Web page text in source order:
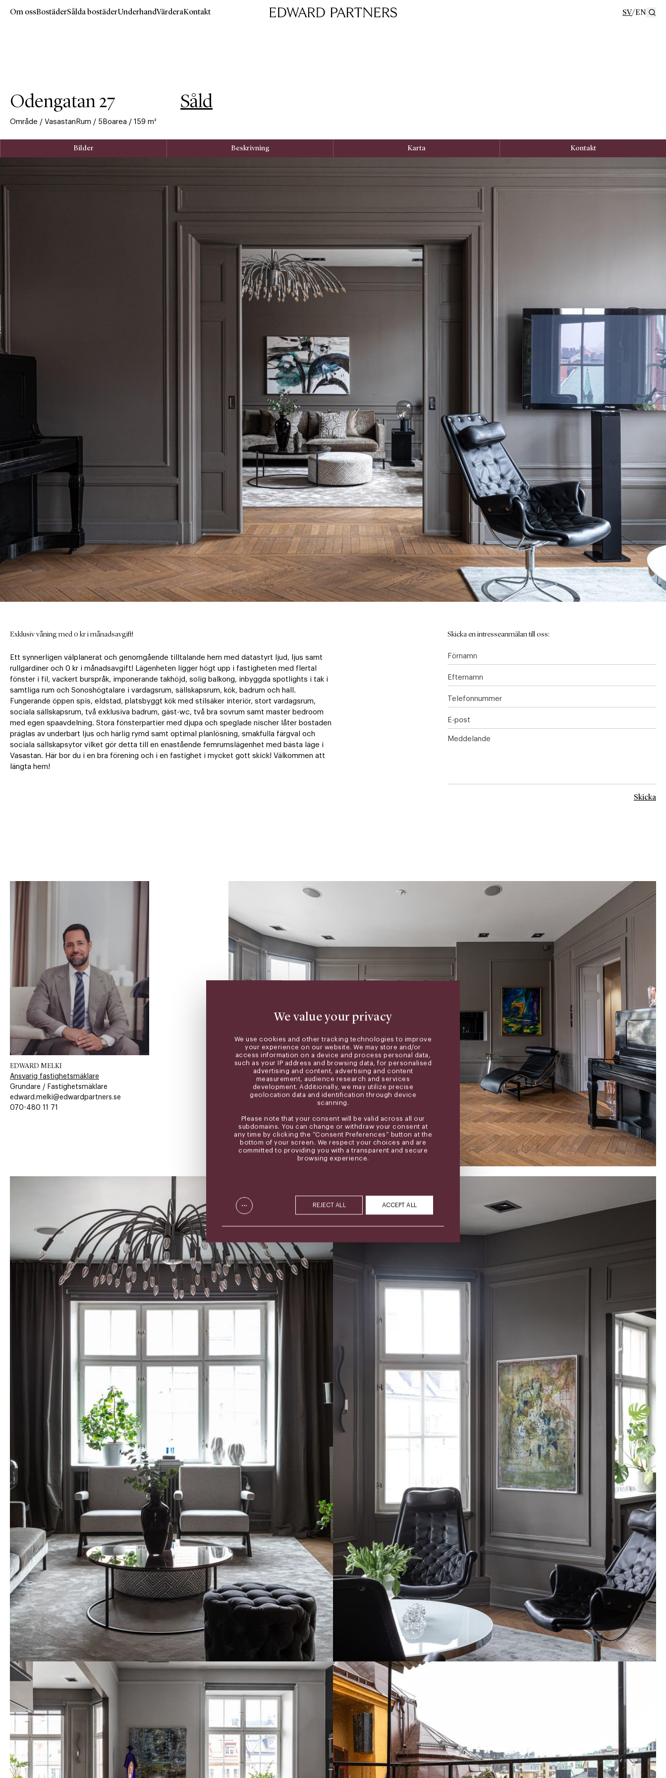
We value your privacy
We use cookies and other tracking technologies to improve
your experience on our website. We may store and/or
access information on a device and process personal data,
such as your IP address and browsing data, for personalised
advertising and content, advertising and content
measurement, audience research and services
development. Additionally, we may utilize precise
geolocation data and identification through device
scanning.
Please note that your consent will be valid across all our
subdomains. You can change or withdraw your consent at
any time by clicking the “Consent Preferences” button at the
bottom of your screen. We respect your choices and are
committed to providing you with a transparent and secure
browsing experience.
... REJECT ALL ACCEPT ALL
Om ossBostäderSålda bostäderUnderhandVärderaKontakt Edward & Partners SV/EN
Odengatan 27
Område / Vasastan Rum / 5 Boarea / 159 m²
Såld
Bilder Beskrivning Karta Kontakt
Exklusiv våning med 0 kr i månadsavgift!
Ett synnerligen välplanerat och genomgående tilltalande hem med datastyrt ljud, ljus samt
rullgardiner och 0 kr i månadsavgift! Lägenheten ligger högt upp i fastigheten med flertal
fönster i fil, vackert burspråk, imponerande takhöjd, solig balkong, inbyggda spotlights i tak i
samtliga rum och Sonoshögtalare i vardagsrum, sällskapsrum, kök, badrum och hall.
Fungerande öppen spis, eldstad, platsbyggt kök med stilsäker interiör, stort vardagsrum,
sociala sällskapsrum, två exklusiva badrum, gäst-wc, två bra sovrum samt master bedroom
med egen spaavdelning. Stora fönsterpartier med djupa och speglade nischer låter bostaden
präglas av underbart ljus och härlig rymd samt optimal planlösning, smakfulla färgval och
sociala sällskapsytor vilket gör detta till en enastående femrumslägenhet med bästa läge i
Vasastan. Här bor du i en bra förening och i en fastighet i mycket gott skick! Välkommen att
längta hem!
Skicka en intresseanmälan till oss:
Förnamn
Efternamn
Telefonnummer
E-post
Meddelande
Skicka
EDWARD MELKI
Ansvarig fastighetsmäklare
Grundare / Fastighetsmäklare
edward.melki@edwardpartners.se
070-480 11 71​​​​‌ ‍ ​‍​‍‌‍ ‌ ​‍‌‍‍‌‌‍‌ ‌‍‍‌‌‍ ‍​‍​‍​ ‍‍​‍​‍‌ ​ ‌‍​‌‌‍ ‍‌‍‍‌‌ ‌​‌ ‍‌​‍ ‍‌‍‍‌‌‍ ​‍​‍​‍ ​​‍​‍‌‍‍​‌ ​‍‌‍‌‌‌‍‌‍​‍​‍​ ‍‍​‍​‍​‍ ‌ ​ ‌ ‌​‌ ‌‌‌‍‌​‌‍‍‌‌‍ ​‍ ‌‍‍‌‌‍ ‍‌ ‌​‌‍‌‌‌‍ ‍‌ ‌​​‍ ‌‍‌‌‌‍‌​‌‍‍‌‌ ‌​​‍ ‌‍ ‌‌‍ ‌‍‌​‌‍‌‌​ ‌‌ ​​‌ ​‍‌‍‌‌‌ ​ ‌‍‌‌‌‍ ‍‌ ‌​‌‍​‌‌ ‌​‌‍‍‌‌‍ ‌‍ ‍​ ‍ ‌‍‍‌‌‍‌​​ ‌‌​‍​‌​​‌‌​ ‍​ ​‌​ ​‌​ ‌​​ ​‌​ ‌ ‌‌ ‌​‌‌‌​ ‌​ ‍ ‌ ‌​‌ ‍‌‌ ​​‌‍‌‌​ ‌‌‍‌‌‌‍ ‌‌ ​​‌‍ ​‌‍ ‌ ‍‌‌‍‌‌‌‍‌‌​ ‍ ‌ ​​‌‍​‌‌ ‌​‌‍‍​​ ‌‌‍​ ‌ ​‍‌‍ ‌​‍ ‍‌‍​ ‌‍‌‌‌‍ ​‌‍ ​‌‌​​‌‍‍​‌‍ ‌‍ ‍‌‍‌‌​ ‌‍​‍‌‍​‌‌ ​ ‌‍‌‌‌‌‌‌‌ ​‍‌‍ ​​ ‌​‍‌‌​ ​‍‌​‌‍‌ ​ ‌ ‌​‌ ‌‌‌‍‌​‌‍‍‌‌‍ ​‍‌‍‌‍‍‌‌‍‌​​ ‌‌​‍​‌​​‌‌​ ‍​ ​‌​ ​‌​ ‌​​ ​‌​ ‌ ‌‌ ‌​‌‌‌​ ‌​‍‌‍‌ ‌​‌ ‍‌‌ ​​‌‍‌‌​ ‌‌‍‌‌‌‍ ‌‌ ​​‌‍ ​‌‍ ‌ ‍‌‌‍‌‌‌‍‌‌​‍‌‍‌ ​​‌‍​‌‌ ‌​‌‍‍​​ ‌‌‍​ ‌ ​‍‌‍ ‌​‍ ‍‌‍​ ‌‍‌‌‌‍ ​‌‍ ​‌‌​​‌‍‍​‌‍ ‌‍ ‍‌‍‌‌​‍‌‍‌‍‍‌‌ ​ ‌​‌​‌ ​‍‌‍​‌‌‍‌‍‌ ‌​​ ‌​‍​‍‌ ‌